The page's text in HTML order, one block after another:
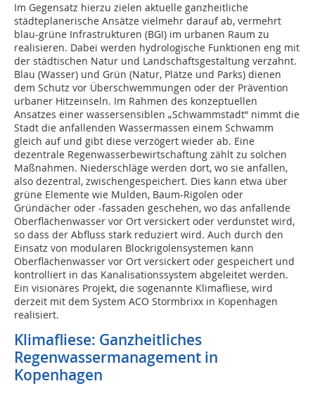
Im Gegensatz hierzu zielen aktuelle ganzheitliche
städteplanerische Ansätze vielmehr darauf ab, vermehrt
blau-grüne Infrastrukturen (BGI) im urbanen Raum zu
realisieren. Dabei werden hydrologische Funktionen eng mit
der städtischen Natur und Landschaftsgestaltung verzahnt.
Blau (Wasser) und Grün (Natur, Plätze und Parks) dienen
dem Schutz vor Überschwemmungen oder der Prävention
urbaner Hitzeinseln. Im Rahmen des konzeptuellen
Ansatzes einer wassersensiblen „Schwammstadt“ nimmt die
Stadt die anfallenden Wassermassen einem Schwamm
gleich auf und gibt diese verzögert wieder ab. Eine
dezentrale Regenwasserbewirtschaftung zählt zu solchen
Maßnahmen. Niederschläge werden dort, wo sie anfallen,
also dezentral, zwischengespeichert. Dies kann etwa über
grüne Elemente wie Mulden, Baum-Rigolen oder
Gründächer oder -fassaden geschehen, wo das anfallende
Oberflächenwasser vor Ort versickert oder verdunstet wird,
so dass der Abfluss stark reduziert wird. Auch durch den
Einsatz von modularen Blockrigolensystemen kann
Oberflächenwasser vor Ort versickert oder gespeichert und
kontrolliert in das Kanalisationssystem abgeleitet werden.
Ein visionäres Projekt, die sogenannte Klimafliese, wird
derzeit mit dem System ACO Stormbrixx in Kopenhagen
realisiert.
Klimafliese: Ganzheitliches
Regenwassermanagement in
Kopenhagen